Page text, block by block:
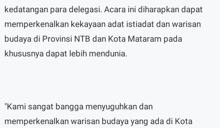
kedatangan para delegasi. Acara ini diharapkan dapat
memperkenalkan kekayaan adat istiadat dan warisan
budaya di Provinsi NTB dan Kota Mataram pada
khususnya dapat lebih mendunia.
"Kami sangat bangga menyuguhkan dan
memperkenalkan warisan budaya yang ada di Kota